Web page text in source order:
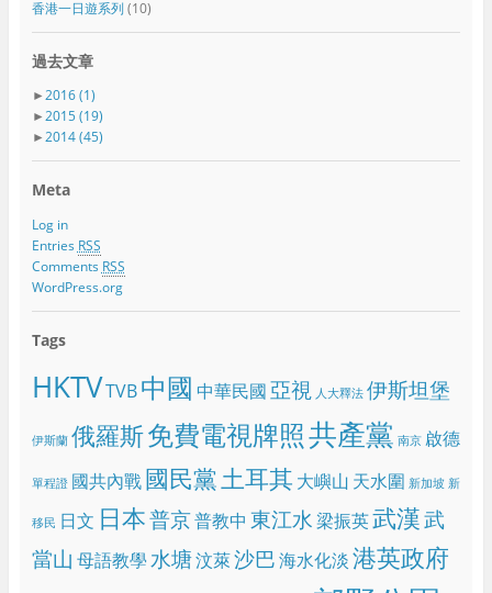
香港一日遊系列(10)
過去文章
►2016(1)
►2015(19)
►2014(45)
Meta
Log in
Entries RSS
Comments RSS
WordPress.org
Tags
HKTVTVB 中國 中華民國亞視 人大釋法 伊斯坦堡
伊斯蘭 俄羅斯免費電視牌照共產黨 南京 啟德
單程證 國共內戰 國民黨 土耳其 大嶼山 天水圍 新加坡 新
移民 日文 日本普京普教中 東江水梁振英武漢武
當山 母語教學水塘汶萊沙巴海水化淡港英政府